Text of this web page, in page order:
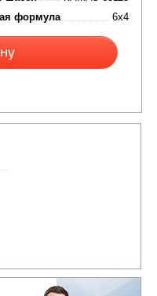
Производитель
Вместимость
Производительность